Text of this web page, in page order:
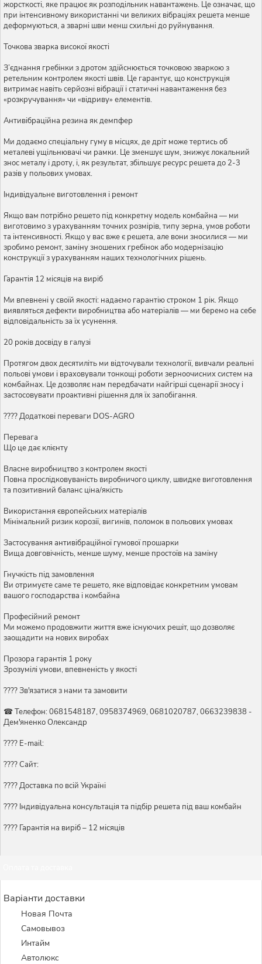
жорсткості, яке працює як розподільник навантажень. Це означає, що
при інтенсивному використанні чи великих вібраціях решета менше
деформуються, а зварні шви менш схильні до руйнування.
Точкова зварка високої якості
З’єднання гребінки з дротом здійснюється точковою зваркою з
ретельним контролем якості швів. Це гарантує, що конструкція
витримає навіть серйозні вібрації і статичні навантаження без
«розкручування» чи «відриву» елементів.
Антивібраційна резина як демпфер
Ми додаємо спеціальну гуму в місцях, де дріт може тертись об
металеві ущільнювачі чи рамки. Це зменшує шум, знижує локальний
знос металу і дроту, і, як результат, збільшує ресурс решета до 2-3
разів у польових умовах.
Індивідуальне виготовлення і ремонт
Якщо вам потрібно решето під конкретну модель комбайна — ми
виготовимо з урахуванням точних розмірів, типу зерна, умов роботи
та інтенсивності. Якщо у вас вже є решета, але вони зносилися — ми
зробимо ремонт, заміну зношених гребінок або модернізацію
конструкції з урахуванням наших технологічних рішень.
Гарантія 12 місяців на виріб
Ми впевнені у своїй якості: надаємо гарантію строком 1 рік. Якщо
виявляться дефекти виробництва або матеріалів — ми беремо на себе
відповідальність за їх усунення.
20 років досвіду в галузі
Протягом двох десятиліть ми відточували технології, вивчали реальні
польові умови і враховували тонкощі роботи зерноочисних систем на
комбайнах. Це дозволяє нам передбачати найгірші сценарії зносу і
застосовувати проактивні рішення для їх запобігання.
???? Додаткові переваги DOS-AGRO
Перевага
Що це дає клієнту
Власне виробництво з контролем якості
Повна прослідковуваність виробничого циклу, швидке виготовлення
та позитивний баланс ціна/якість
Використання європейських матеріалів
Мінімальний ризик корозії, вигинів, поломок в польових умовах
Застосування антивібраційної гумової прошарки
Вища довговічність, менше шуму, менше простоїв на заміну
Гнучкість під замовлення
Ви отримуєте саме те решето, яке відповідає конкретним умовам
вашого господарства і комбайна
Професійний ремонт
Ми можемо продовжити життя вже існуючих решіт, що дозволяє
заощадити на нових виробах
Прозора гарантія 1 року
Зрозумілі умови, впевненість у якості
???? Зв'язатися з нами та замовити
☎ Телефон: 0681548187, 0958374969, 0681020787, 0663239838 -
Дем'яненко Олександр
???? E-mail:
???? Сайт:
???? Доставка по всій Україні
????️ Індивідуальна консультація та підбір решета під ваш комбайн
???? Гарантія на виріб – 12 місяців
Варіанти доставки
Новая Почта
Самовывоз
Интайм
Автолюкс